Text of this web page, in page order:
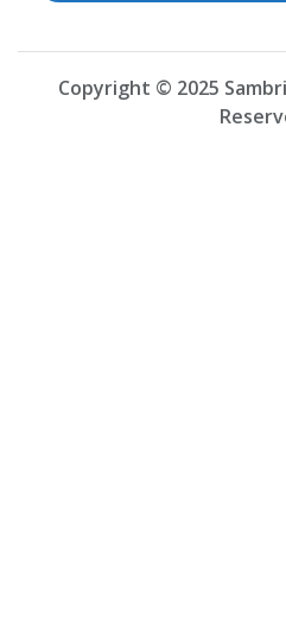
Copyright © 2025